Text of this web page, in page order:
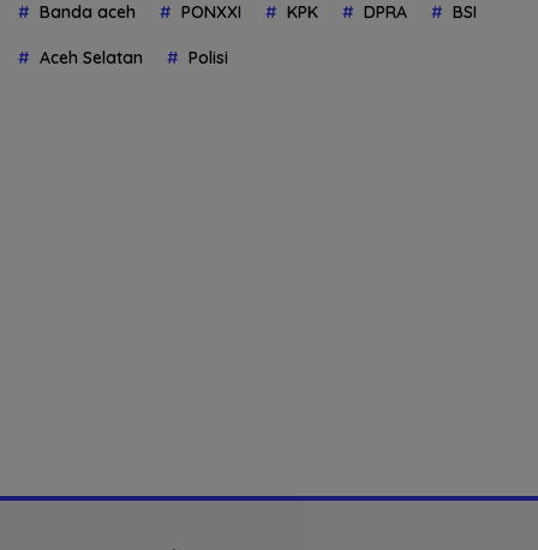
Banda aceh PONXXI KPK DPRA BSI
Aceh Selatan Polisi